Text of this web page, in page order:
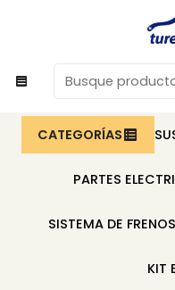
CATEGORÍAS
PARTES
SISTEMA DE FRENOS
KIT